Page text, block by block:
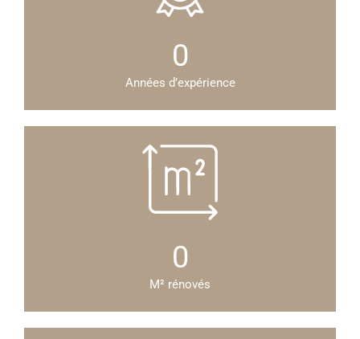
0
Années d’expérience
0
M² rénovés